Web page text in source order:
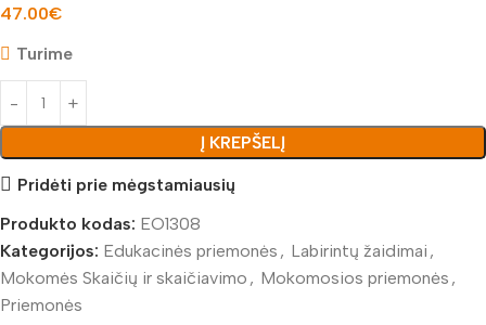
47.00€
Turime
Į KREPŠELĮ
Pridėti prie mėgstamiausių
Produkto kodas: EO1308
Kategorijos: Edukacinės priemonės , Labirintų žaidimai ,
Mokomės Skaičių ir skaičiavimo , Mokomosios priemonės ,
Priemonės